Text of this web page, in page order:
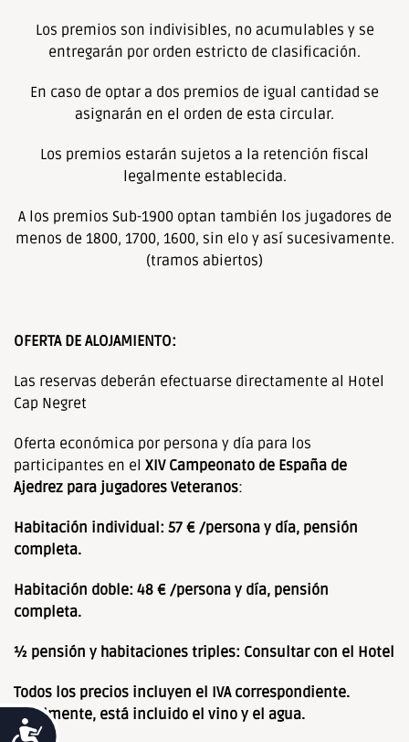
Accesibilidad
Los premios son indivisibles, no acumulables y se
entregarán por orden estricto de clasificación.
En caso de optar a dos premios de igual cantidad se
asignarán en el orden de esta circular.
Los premios estarán sujetos a la retención fiscal
legalmente establecida.
A los premios Sub-1900 optan también los jugadores de
menos de 1800, 1700, 1600, sin elo y así sucesivamente.
(tramos abiertos)
OFERTA DE ALOJAMIENTO:
Las reservas deberán efectuarse directamente al Hotel
Cap Negret
Oferta económica por persona y día para los
participantes en el XIV Campeonato de España de
Ajedrez para jugadores Veteranos:
Habitación individual: 57 € /persona y día, pensión
completa.
Habitación doble: 48 € /persona y día, pensión
completa.
½ pensión y habitaciones triples: Consultar con el Hotel
Todos los precios incluyen el IVA correspondiente.
Igualmente, está incluido el vino y el agua.